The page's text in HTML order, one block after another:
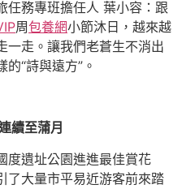
任務專班擔任人 葉小容：跟
周包養網小節沐日，越來越
一走。讓我們老蒼生不消出
“詩與遠方”。
續至蒲月
度遺址公園進進最佳賞花
了大量市平易近游客前來踏